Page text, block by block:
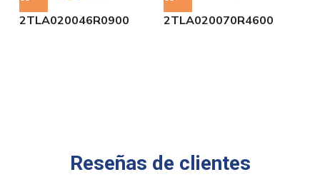
2TLA020046R0900 2TLA020070R4600
Reseñas de clientes